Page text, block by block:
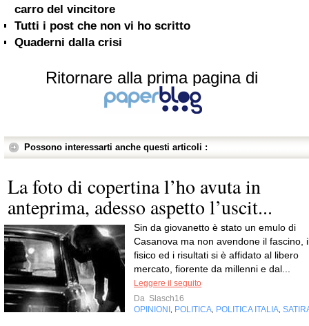
carro del vincitore
Tutti i post che non vi ho scritto
Quaderni dalla crisi
Ritornare alla prima pagina di
Possono interessarti anche questi articoli :
La foto di copertina l’ho avuta in
anteprima, adesso aspetto l’uscit...
Sin da giovanetto è stato un emulo di
Casanova ma non avendone il fascino,
fisico ed i risultati si è affidato al libero
mercato, fiorente da millenni e dal...
Leggere il seguito
Da Slasch16
OPINIONI
POLITICA POLITICA ITALIA